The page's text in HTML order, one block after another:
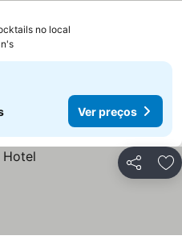
no local
Ver preços
Partilhar